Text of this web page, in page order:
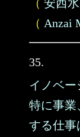
（ 安西
（ Anzai
35.
イノベー
特に事業
する仕事